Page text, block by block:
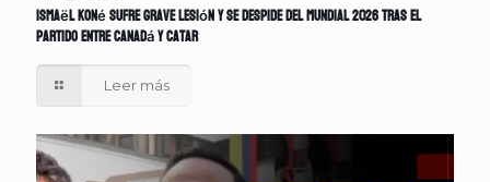
Ismaël Koné sufre grave lesión y se despide del Mundial 2026 tras el
partido entre Canadá y Catar
Leer más